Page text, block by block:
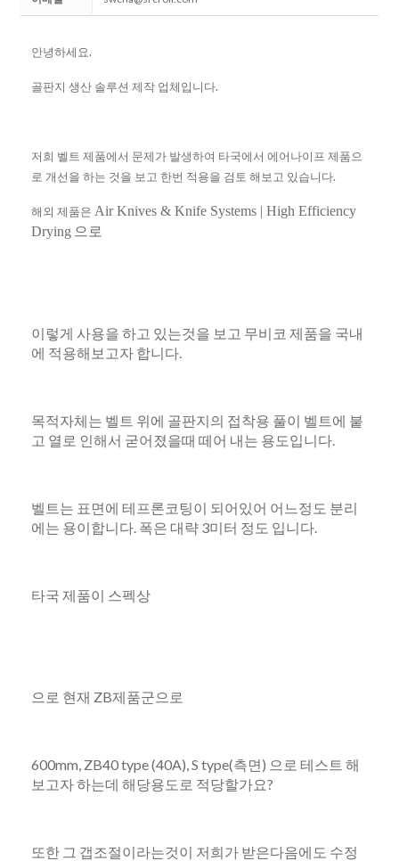
안녕하세요.
골판지 생산 솔루션 제작 업체입니다.
저희 벨트 제품에서 문제가 발생하여 타국에서 에어나이프 제품으
로 개선을 하는 것을 보고 한번 적용을 검토 해보고 있습니다.
해외 제품은 Air Knives & Knife Systems | High Efficiency
Drying 으로
이렇게 사용을 하고 있는것을 보고 무비코 제품을 국내
에 적용해보고자 합니다.
목적자체는 벨트 위에 골판지의 접착용 풀이 벨트에 붙
고 열로 인해서 굳어졌을때 떼어 내는 용도입니다.
벨트는 표면에 테프론코팅이 되어있어 어느정도 분리
에는 용이합니다. 폭은 대략 3미터 정도 입니다.
타국 제품이 스펙상
으로 현재 ZB제품군으로
600mm, ZB40 type (40A), S type(측면) 으로 테스트 해
보고자 하는데 해당용도로 적당할가요?
또한 그 갭조절이라는것이 저희가 받은다음에도 수정